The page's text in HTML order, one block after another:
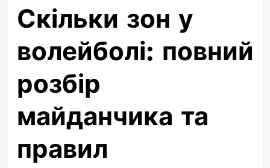
Скільки зон у
волейболі: повний
розбір
майданчика та
правил